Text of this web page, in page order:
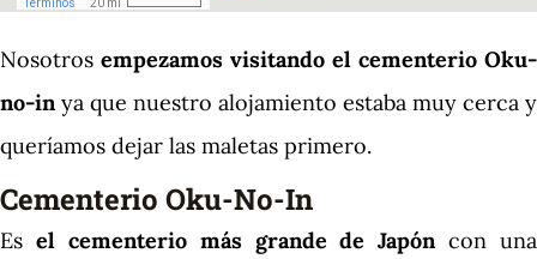
Nosotros empezamos visitando el cementerio Oku-
no-inya que nuestro alojamiento estaba muy cerca y
queríamos dejar las maletas primero.
Cementerio Oku-No-In
Es el cementerio más grande de Japóncon una